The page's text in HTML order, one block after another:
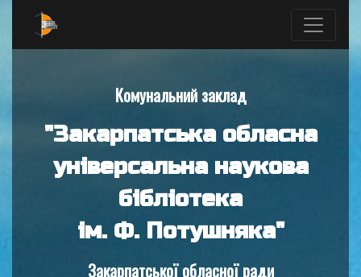
Комунальний заклад
"Закарпатська обласна
універсальна наукова
бібліотека
ім. Ф. Потушняка"
Закарпатської обласної ради